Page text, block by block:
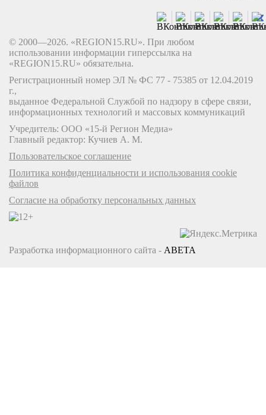
© 2000—2026. «REGION15.RU». При любом
использовании информации гиперссылка на
«REGION15.RU» обязательна.
Регистрационный номер ЭЛ № ФС 77 - 75385 от 12.04.2019
г.,
выданное Федеральной Службой по надзору в сфере связи,
информационных технологий и массовых коммуникаций
Учредитель: ООО «15-й Регион Медиа»
Главный редактор: Кучиев А. М.
Пользовательское соглашение
Политика конфиденциальности и использования cookie
файлов
Согласие на обработку персональных данных
Разработка информационного сайта - ABETA